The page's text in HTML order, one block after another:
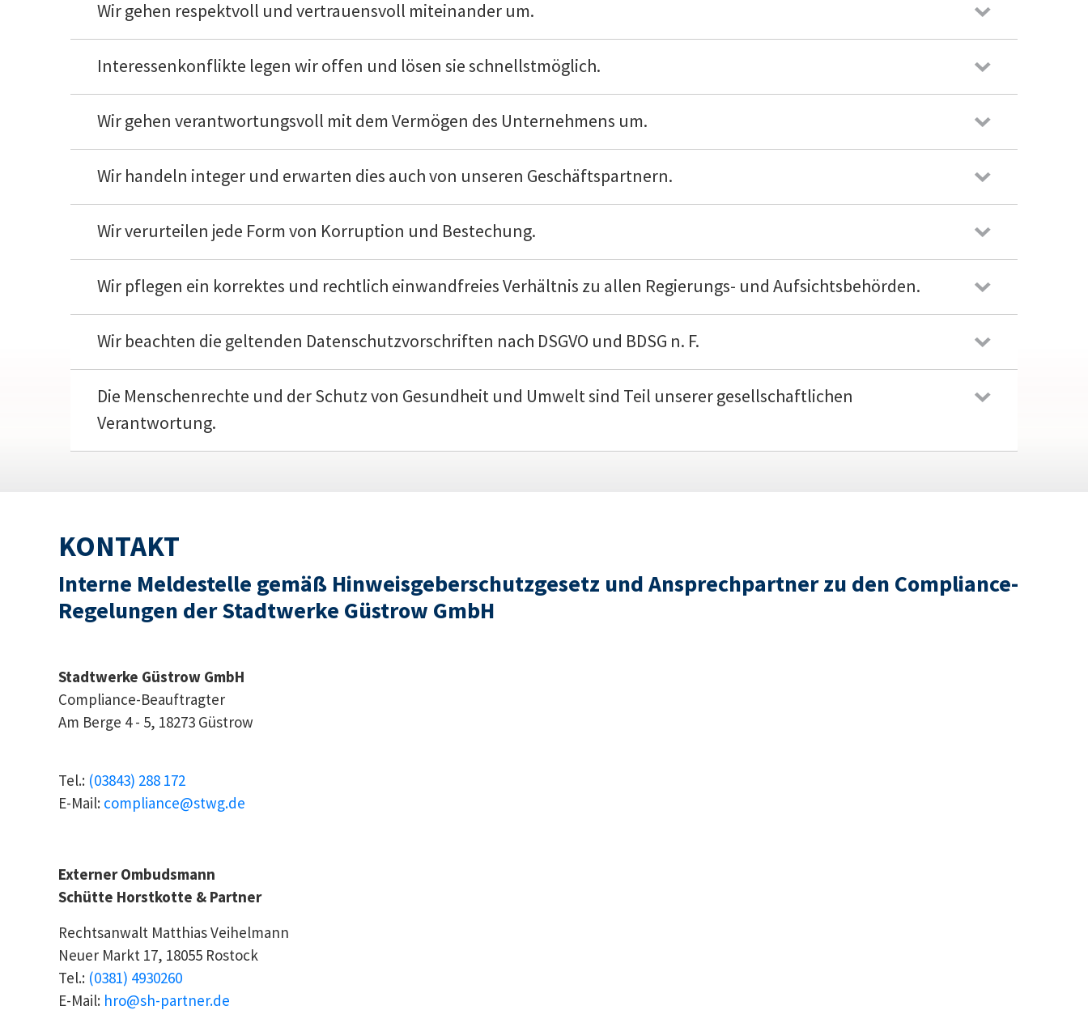
Wir gehen respektvoll und vertrauensvoll miteinander um.
Interessenkonflikte legen wir offen und lösen sie schnellstmöglich.
Wir gehen verantwortungsvoll mit dem Vermögen des Unternehmens um.
Wir handeln integer und erwarten dies auch von unseren Geschäftspartnern.
Wir verurteilen jede Form von Korruption und Bestechung.
Wir pflegen ein korrektes und rechtlich einwandfreies Verhältnis zu allen Regierungs- und Aufsichtsbehörden.
Wir beachten die geltenden Datenschutzvorschriften nach DSGVO und BDSG n. F.
Die Menschenrechte und der Schutz von Gesundheit und Umwelt sind Teil unserer gesellschaftlichen
Verantwortung.
KONTAKT
Interne Meldestelle gemäß Hinweisgeberschutzgesetz und Ansprechpartner zu den Compliance-
Regelungen der Stadtwerke Güstrow GmbH
Stadtwerke Güstrow GmbH
Compliance-Beauftragter
Am Berge 4 - 5, 18273 Güstrow
Tel.: (03843) 288 172
E-Mail: compliance@stwg.de
Externer Ombudsmann
Schütte Horstkotte & Partner
Rechtsanwalt Matthias Veihelmann
Neuer Markt 17, 18055 Rostock
Tel.: (0381) 4930260
E-Mail: hro@sh-partner.de